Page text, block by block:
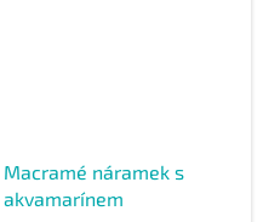
Macramé náramek s
akvamarínem